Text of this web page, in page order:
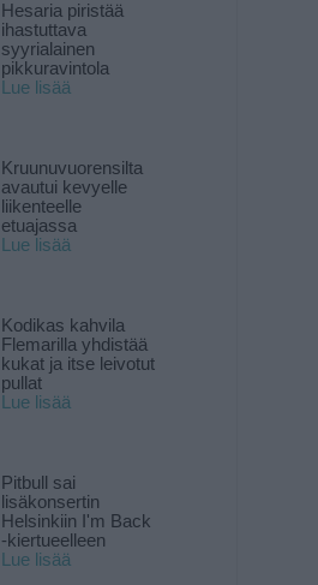
Hesaria piristää
ihastuttava
syyrialainen
pikkuravintola
Lue lisää
Kruunuvuorensilta
avautui kevyelle
liikenteelle
etuajassa
Lue lisää
Kodikas kahvila
Flemarilla yhdistää
kukat ja itse leivotut
pullat
Lue lisää
Pitbull sai
lisäkonsertin
Helsinkiin I'm Back
-kiertueelleen
Lue lisää